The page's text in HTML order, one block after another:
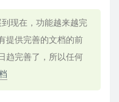
到现在，功能越来越完
提供完善的文档的前
趋完善了，所以任何